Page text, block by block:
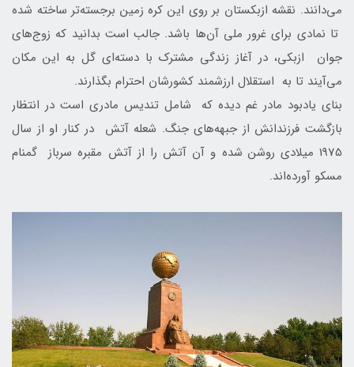
می‌دانند. نقشه ازبکستان بر روی این کره زمین برجسته‌تر ساخته شده
تا نمادی برای غرور ملی آن‌ها باشد. جالب است بدانید که زوج‌های
جوان ازبکی، در آغاز زندگی مشترک با دسته‌ای گل به این مکان
می‌آیند تا به استقلال ارزشمند کشورشان احترام بگذارند.
بنای یادبود مادر غم دیده که شامل تندیس مادری است در انتظار
بازگشت فرزندانش از جبهه‌های جنگ. شعله آتش در کنار او از سال
1975 میلادی روشن شده و آن آتش را از آتش مقبره سرباز گمنام
مسکو آورده‌اند.